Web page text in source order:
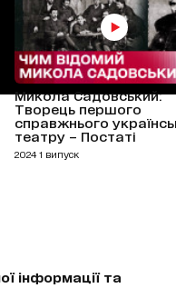
Микола Садовський:
Творець першого
справжнього
театру – Постаті
2024 1 випуск
інформації та